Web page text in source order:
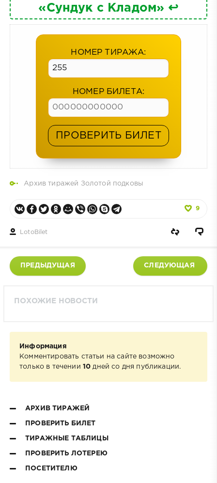
«Сундук с Кладом» ↩
НОМЕР ТИРАЖА:
НОМЕР БИЛЕТА:
ПРОВЕРИТЬ БИЛЕТ
Архив тиражей Золотой подковы
9
LotoBilet
ПРЕДЫДУЩАЯ СЛЕДУЮЩАЯ
ПОХОЖИЕ НОВОСТИ
Информация
Комментировать статьи на сайте возможно
только в течении 10 дней со дня публикации.
АРХИВ ТИРАЖЕЙ
ПРОВЕРИТЬ БИЛЕТ
ТИРАЖНЫЕ ТАБЛИЦЫ
ПРОВЕРИТЬ ЛОТЕРЕЮ
ПОСЕТИТЕЛЮ